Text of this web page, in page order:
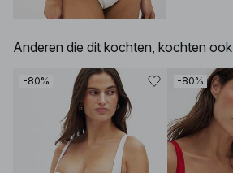
Anderen die dit kochten, kochten ook
-80% -80%